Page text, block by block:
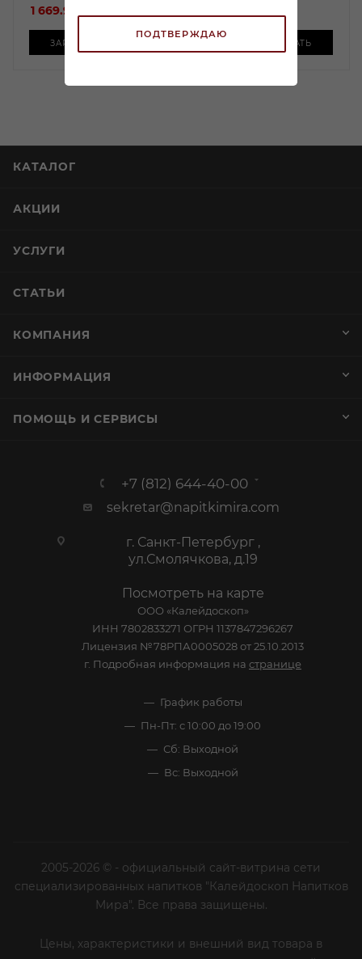
ПОДТВЕРЖДАЮ
1 669.99 ₽
ЗАРЕЗЕРВИРОВАТЬ ЗАРЕЗЕРВИРОВАТЬ
КАТАЛОГ
АКЦИИ
УСЛУГИ
СТАТЬИ
КОМПАНИЯ
ИНФОРМАЦИЯ
ПОМОЩЬ И СЕРВИСЫ
+7 (812) 644-40-00
sekretar@napitkimira.com
г. Санкт-Петербург ,
ул.Смолячкова, д.19
Посмотреть на карте
ООО «Калейдоскоп»
ИНН 7802833271 ОГРН 1137847296267
Лицензия №78РПА0005028 от 25.10.2013
г. Подробная информация на странице
График работы
Пн-Пт: с 10:00 до 19:00
Сб: Выходной
Вс: Выходной
2005-2026 © - официальный сайт-витрина сети
специализированных напитков "Калейдоскоп Напитков
Мира". Все права защищены.
Цены, характеристики и внешний вид товара в